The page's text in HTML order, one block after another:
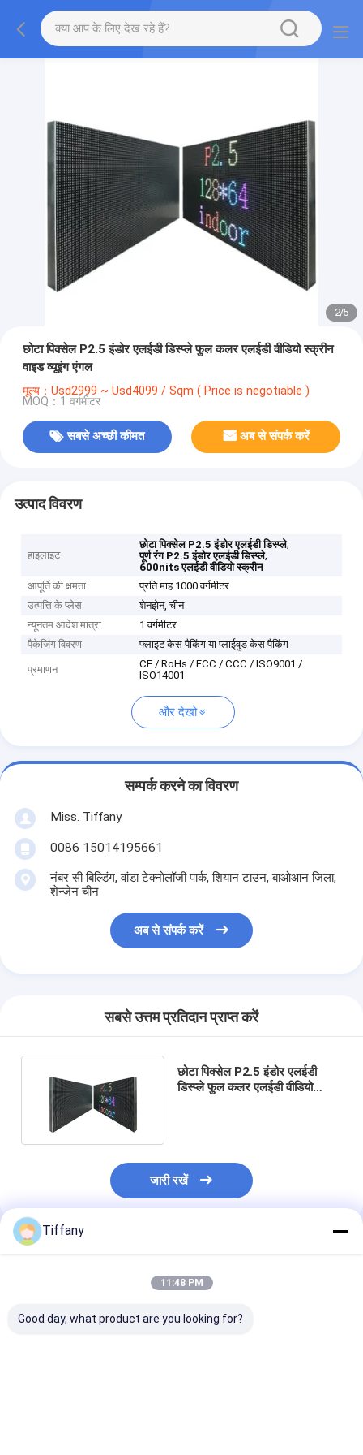
2/5
छोटा पिक्सेल P2.5 इंडोर एलईडी डिस्प्ले फुल कलर एलईडी वीडियो स्क्रीन
वाइड व्यूइंग एंगल
मूल्य：Usd2999 ~ Usd4099 / Sqm ( Price is negotiable )
MOQ：1 वर्गमीटर
सबसे अच्छी कीमत अब से संपर्क करें
उत्पाद विवरण
हाइलाइट
छोटा पिक्सेल P2.5 इंडोर एलईडी डिस्प्ले,
पूर्ण रंग P2.5 इंडोर एलईडी डिस्प्ले,
600nits एलईडी वीडियो स्क्रीन
आपूर्ति की क्षमता
प्रति माह 1000 वर्गमीटर
उत्पत्ति के प्लेस
शेनझेन, चीन
न्यूनतम आदेश मात्रा
1 वर्गमीटर
पैकेजिंग विवरण
फ्लाइट केस पैकिंग या प्लाईवुड केस पैकिंग
प्रमाणन
CE / RoHs / FCC / CCC / ISO9001 /
ISO14001
और देखो
सम्पर्क करने का विवरण
Miss. Tiffany
0086 15014195661
नंबर सी बिल्डिंग, वांडा टेक्नोलॉजी पार्क, शियान टाउन, बाओआन जिला,
शेन्ज़ेन चीन
अब से संपर्क करें
सबसे उत्तम प्रतिदान प्राप्त करें
छोटा पिक्सेल P2.5 इंडोर एलईडी
डिस्प्ले फुल कलर एलईडी वीडियो
जारी रखें
अनुशंसित उत्पाद
Tiffany
11:48 PM
Good day, what product are you looking for?